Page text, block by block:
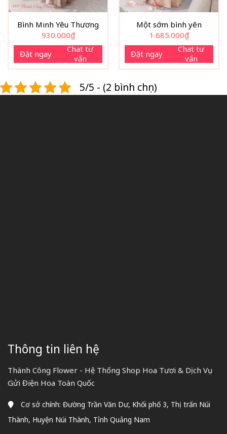
tinh tế, sâu sắc và mong muốn để lại dấu ấn nhẹ nhàng
nhưng lâu dài trong lòng người nhận. Với tôi, mỗi bó hoa
như thế không chỉ là sản phẩm, mà còn là một câu chuyện
được kể bằng hoa, bằng sự trân trọng và bằng cả tâm huyết
của người làm nghề.
Bình Minh Yêu Thương
930.000₫
Đặt ngay
Chat tư
vấn
Một sớm bình yên
1.685.000₫
Đặt ngay
Chat tư
vấn
5/5 - (2 bình chọn)
Thông tin liên hệ
Thành Công Flower - Hệ Thống Shop Hoa Tươi & Dịch Vụ
Gửi Điện Hoa Toàn Quốc
Cơ sở chính: Đường Trần Văn Dư, Khối phố 3, Thị trấn Núi
Thành, Huyện Núi Thành, Tỉnh Quảng Nam